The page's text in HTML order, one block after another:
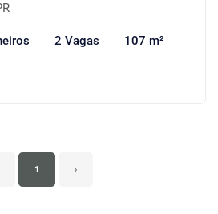
2 Vagas 107 m²
1 ›